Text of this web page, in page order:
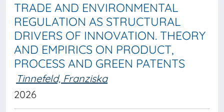
TRADE AND ENVIRONMENTAL
REGULATION AS STRUCTURAL
DRIVERS OF INNOVATION. THEORY
AND EMPIRICS ON PRODUCT,
PROCESS AND GREEN PATENTS
Tinnefeld, Franziska
2026